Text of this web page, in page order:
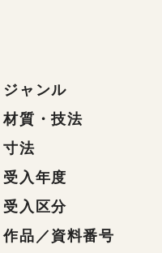
ジャンル
材質・技法
寸法
受入年度
受入区分
作品／資料番号